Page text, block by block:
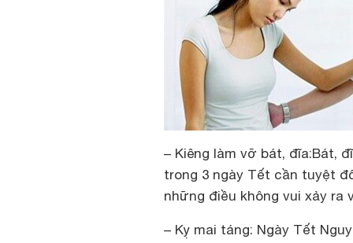
– Kiêng làm vỡ bát, đĩa:Bát,
trong 3 ngày Tết cần tuyệt
những điều không vui xảy ra
– Kỵ mai táng: Ngày Tết